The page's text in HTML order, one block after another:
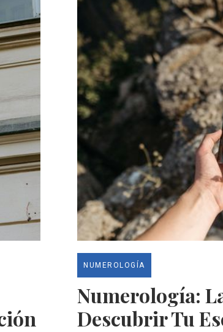
NUMEROLOGÍA
Numerología:
Descubrir Tu